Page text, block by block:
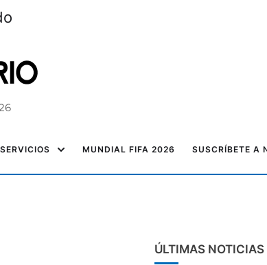
SERVICIOS MUNDIAL FIFA 2026 SUSCRÍBETE A
ÚLTIMAS NOTICIAS